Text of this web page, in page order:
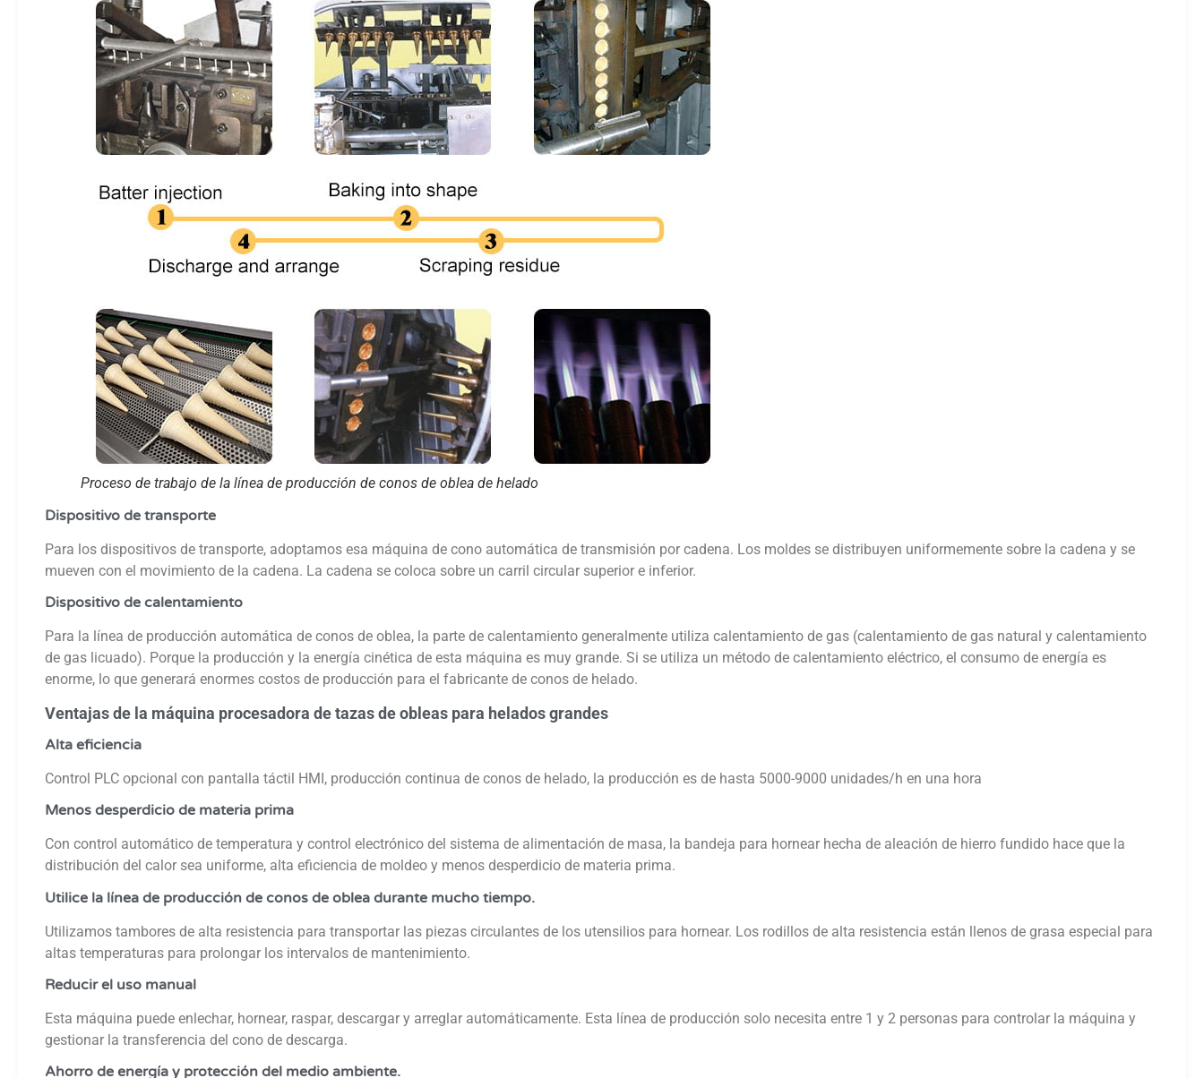
Proceso de trabajo de la línea de producción de conos de oblea de helado
Dispositivo de transporte
Para los dispositivos de transporte, adoptamos esa máquina de cono automática de transmisión por cadena. Los moldes se distribuyen uniformemente sobre la cadena y se
mueven con el movimiento de la cadena. La cadena se coloca sobre un carril circular superior e inferior.
Dispositivo de calentamiento
Para la línea de producción automática de conos de oblea, la parte de calentamiento generalmente utiliza calentamiento de gas (calentamiento de gas natural y calentamiento
de gas licuado). Porque la producción y la energía cinética de esta máquina es muy grande. Si se utiliza un método de calentamiento eléctrico, el consumo de energía es
enorme, lo que generará enormes costos de producción para el fabricante de conos de helado.
Ventajas de la máquina procesadora de tazas de obleas para helados grandes
Alta eficiencia
Control PLC opcional con pantalla táctil HMI, producción continua de conos de helado, la producción es de hasta 5000-9000 unidades/h en una hora
Menos desperdicio de materia prima
Con control automático de temperatura y control electrónico del sistema de alimentación de masa, la bandeja para hornear hecha de aleación de hierro fundido hace que la
distribución del calor sea uniforme, alta eficiencia de moldeo y menos desperdicio de materia prima.
Utilice la línea de producción de conos de oblea durante mucho tiempo.
Utilizamos tambores de alta resistencia para transportar las piezas circulantes de los utensilios para hornear. Los rodillos de alta resistencia están llenos de grasa especial para
altas temperaturas para prolongar los intervalos de mantenimiento.
Reducir el uso manual
Esta máquina puede enlechar, hornear, raspar, descargar y arreglar automáticamente. Esta línea de producción solo necesita entre 1 y 2 personas para controlar la máquina y
gestionar la transferencia del cono de descarga.
Ahorro de energía y protección del medio ambiente.